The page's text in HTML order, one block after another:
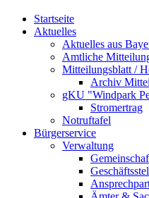
Startseite
Aktuelles
Aktuelles aus
Amtliche
Mitteilungsblatt /
Archiv
gKU "Windpark
Stromertrag
Notruftafel
Bürgerservice
Verwaltung